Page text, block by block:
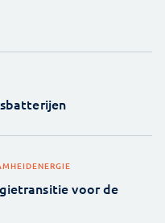
ENERGIE
voor de